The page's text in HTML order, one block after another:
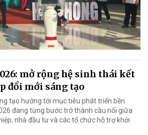
mở rộng hệ sinh thái kết
đổi mới sáng tạo
tạo hướng tới mục tiêu phát triển bền
đang từng bước trở thành cầu nối giữa
nhà đầu tư và các tổ chức hỗ trợ khởi